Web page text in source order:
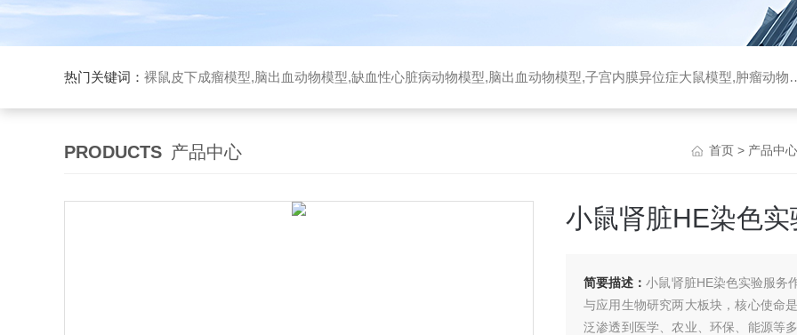
热门关键词： 裸鼠皮下成瘤模型,脑出血动物模型,缺血性心脏病动物模型,脑出血动物模型,子宫内膜异位症大鼠模型,肿瘤动物模型
PRODUCTS 产品中心 首页 > 产品中心
小鼠肾脏HE染色实
简要描述：小鼠肾脏HE染色实验服务
与应用生物研究两大板块，核心使命
泛渗透到医学、农业、环保、能源等